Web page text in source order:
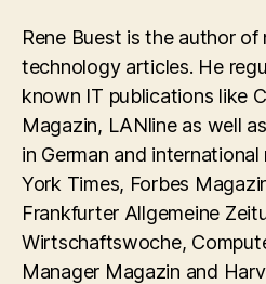
Rene Buest is the author of
technology articles. He
known IT publications like
Magazin, LANline as well
in German and
York Times, Forbes
Frankfurter Allgemeine
Wirtschaftswoche,
Manager Magazin and